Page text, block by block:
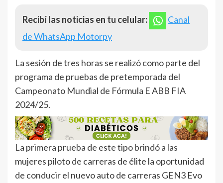
Recibí las noticias en tu celular:
Canal
de WhatsApp Motorpy
La sesión de tres horas se realizó como parte del
programa de pruebas de pretemporada del
Campeonato Mundial de Fórmula E ABB FIA
2024/25.
La primera prueba de este tipo brindó a las
mujeres piloto de carreras de élite la oportunidad
de conducir el nuevo auto de carreras GEN3 Evo